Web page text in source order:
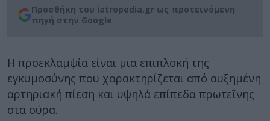
Προσθήκη του iatropedia.gr ως προτεινόμενη
πηγή στην Google
Η προεκλαμψία είναι μια επιπλοκή της
εγκυμοσύνης που χαρακτηρίζεται από αυξημένη
αρτηριακή πίεση και υψηλά επίπεδα πρωτεΐνης
στα ούρα.